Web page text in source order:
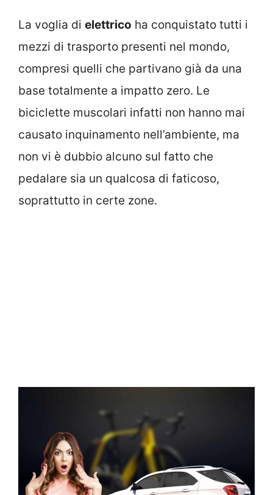
La voglia di elettrico ha conquistato tutti i
mezzi di trasporto presenti nel mondo,
compresi quelli che partivano già da una
base totalmente a impatto zero. Le
biciclette muscolari infatti non hanno mai
causato inquinamento nell’ambiente, ma
non vi è dubbio alcuno sul fatto che
pedalare sia un qualcosa di faticoso,
soprattutto in certe zone.